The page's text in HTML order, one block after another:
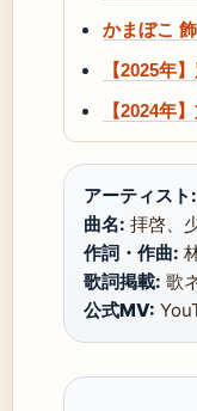
かまぼこ
【2025年
【2024年
アーティスト:
曲名: 拝啓、
作詞・作曲:
歌詞掲載: 歌
公式MV: